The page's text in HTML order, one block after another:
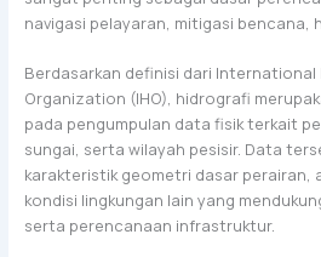
navigasi pelayaran, mitigasi bencana,
Berdasarkan definisi dari
Organization (IHO), hidrografi
pada pengumpulan data fisik terkait
sungai, serta wilayah pesisir. Data
karakteristik geometri dasar perairan,
kondisi lingkungan lain yang
serta perencanaan infrastruktur.